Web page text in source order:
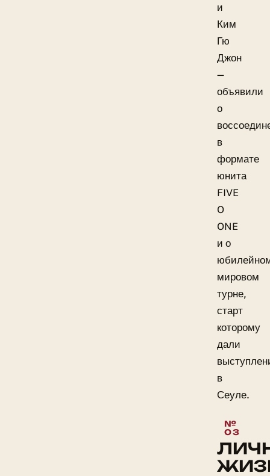
и
Ким
Гю
Джон
—
объявили
о
в
формате
юнита
FIVE
O
ONE
и о
мировом
турне,
старт
которому
дали
в
Сеуле.